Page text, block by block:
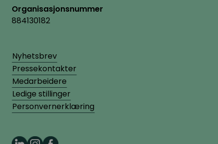
Organisasjonsnummer
884130182
Nyhetsbrev
Pressekontakter
Medarbeidere
Ledige stillinger
Personvernerklæring